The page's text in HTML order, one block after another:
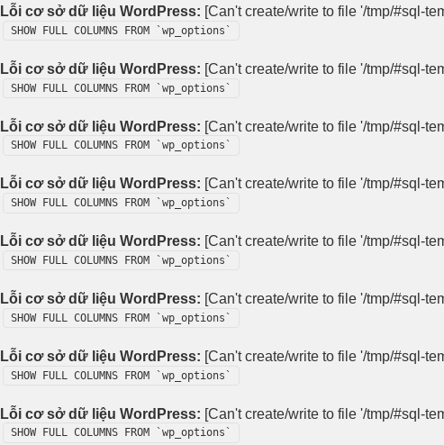
Lỗi cơ sở dữ liệu WordPress: [Can't create/write to file '/tmp/#sql-
SHOW FULL COLUMNS FROM `wp_options`
Lỗi cơ sở dữ liệu WordPress: [Can't create/write to file '/tmp/#sql-
SHOW FULL COLUMNS FROM `wp_options`
Lỗi cơ sở dữ liệu WordPress: [Can't create/write to file '/tmp/#sql-
SHOW FULL COLUMNS FROM `wp_options`
Lỗi cơ sở dữ liệu WordPress: [Can't create/write to file '/tmp/#sql-
SHOW FULL COLUMNS FROM `wp_options`
Lỗi cơ sở dữ liệu WordPress: [Can't create/write to file '/tmp/#sql-
SHOW FULL COLUMNS FROM `wp_options`
Lỗi cơ sở dữ liệu WordPress: [Can't create/write to file '/tmp/#sql-
SHOW FULL COLUMNS FROM `wp_options`
Lỗi cơ sở dữ liệu WordPress: [Can't create/write to file '/tmp/#sql-
SHOW FULL COLUMNS FROM `wp_options`
Lỗi cơ sở dữ liệu WordPress: [Can't create/write to file '/tmp/#sql-
SHOW FULL COLUMNS FROM `wp_options`